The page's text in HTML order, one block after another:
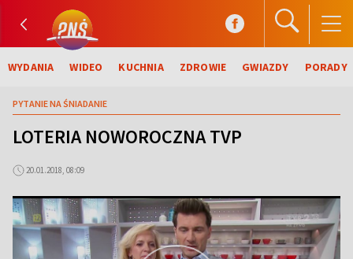
WYDANIA WIDEO KUCHNIA ZDROWIE GWIAZDY PORADY
PYTANIE NA ŚNIADANIE
LOTERIA NOWOROCZNA TVP
20.01.2018, 08:09